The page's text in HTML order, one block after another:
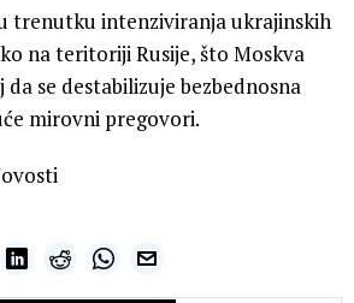
trenutku intenziviranja ukrajinskih
na teritoriji Rusije, što Moskva
se destabilizuje bezbednosna
mirovni pregovori.